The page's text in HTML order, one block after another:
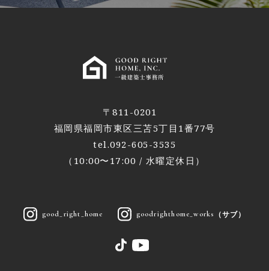
〒811-0201
福岡県福岡市東区三苫5丁目1番77号
tel.092-605-3535
（10:00〜17:00 / 水曜定休日）
good_right_home goodrighthome_works （サブ）